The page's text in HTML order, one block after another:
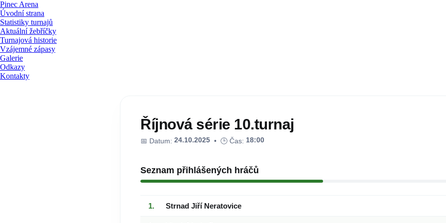
Pinec Arena
Úvodní strana
Statistiky turnajů
Aktuální žebříčky
Turnajová historie
Vzájemné zápasy
Galerie
Odkazy
Kontakty
Říjnová série 10.turnaj
📅 Datum: 24.10.2025 • 🕒 Čas: 18:00
Seznam přihlášených hráčů
Strnad Jiří Neratovice